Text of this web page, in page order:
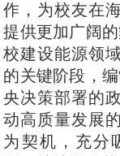
作，为校友在
提供更加广阔
校建设能源领
的关键阶段，
央决策部署的
动高质量发展
为契机，充分